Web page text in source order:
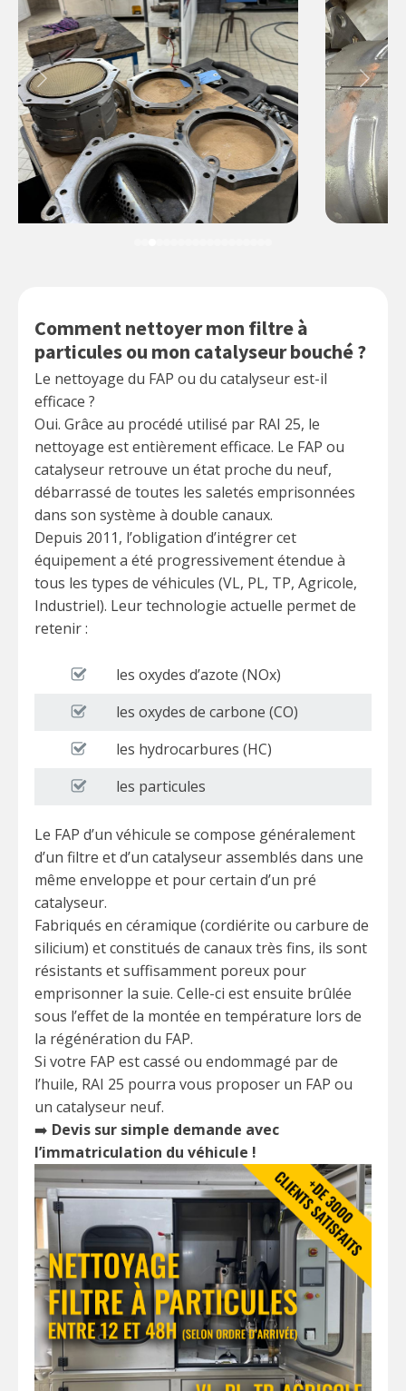
Comment nettoyer mon filtre à
particules ou mon catalyseur bouché ?
Le nettoyage du FAP ou du catalyseur est-il
efficace ?
Oui. Grâce au procédé utilisé par RAI 25, le
nettoyage est entièrement efficace. Le FAP ou
catalyseur retrouve un état proche du neuf,
débarrassé de toutes les saletés emprisonnées
dans son système à double canaux.
Depuis 2011, l’obligation d’intégrer cet
équipement a été progressivement étendue à
tous les types de véhicules (VL, PL, TP, Agricole,
Industriel). Leur technologie actuelle permet de
retenir :
les oxydes d’azote (NOx)
les oxydes de carbone (CO)
les hydrocarbures (HC)
les particules
Le FAP d’un véhicule se compose généralement
d’un filtre et d’un catalyseur assemblés dans une
même enveloppe et pour certain d’un pré
catalyseur.
Fabriqués en céramique (cordiérite ou carbure de
silicium) et constitués de canaux très fins, ils sont
résistants et suffisamment poreux pour
emprisonner la suie. Celle-ci est ensuite brûlée
sous l’effet de la montée en température lors de
la régénération du FAP.
Si votre FAP est cassé ou endommagé par de
l’huile, RAI 25 pourra vous proposer un FAP ou
un catalyseur neuf.
➡️ Devis sur simple demande avec
l’immatriculation du véhicule !